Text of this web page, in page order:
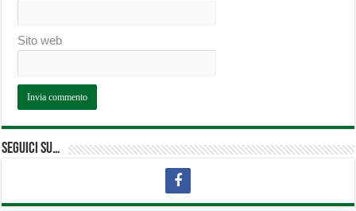
Sito web
Seguici su…